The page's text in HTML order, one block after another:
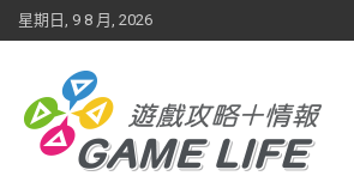
Skip
to
星期日, 9 8 月, 2026